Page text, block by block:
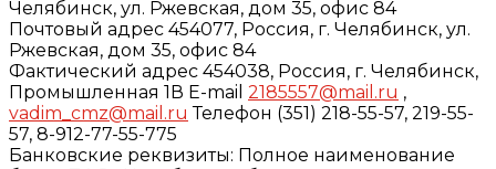
Челябинск, ул. Ржевская, дом 35, офис 84
Почтовый адрес 454077, Россия, г. Челябинск, ул.
Ржевская, дом 35, офис 84
Фактический адрес 454038, Россия, г. Челябинск,
Промышленная 1В E-mail 2185557@mail.ru ,
vadim_cmz@mail.ru Телефон (351) 218-55-57, 219-55-
57, 8-912-77-55-775
Банковские реквизиты: Полное наименование